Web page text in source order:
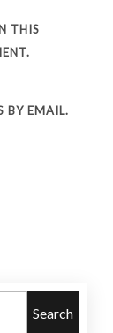
THIS
BY EMAIL.
Search